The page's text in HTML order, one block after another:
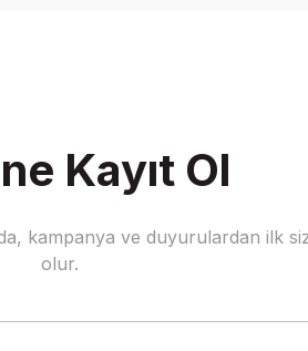
Gönder
Kayıt Ol
kampanya ve duyurulardan ilk
olur.